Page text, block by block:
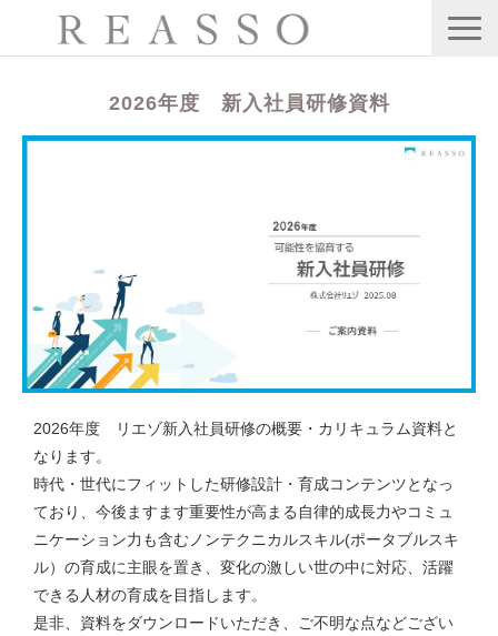
お問い合わせ
2026年度 新入社員研修資料
2026年度 リエゾ新入社員研修の概要・カリキュラム資料と
なります。
時代・世代にフィットした研修設計・育成コンテンツとなっ
ており、今後ますます重要性が高まる自律的成長力やコミュ
ニケーション力も含むノンテクニカルスキル(ポータブルスキ
ル）の育成に主眼を置き、変化の激しい世の中に対応、活躍
できる人材の育成を目指します。
是非、資料をダウンロードいただき、ご不明な点などござい